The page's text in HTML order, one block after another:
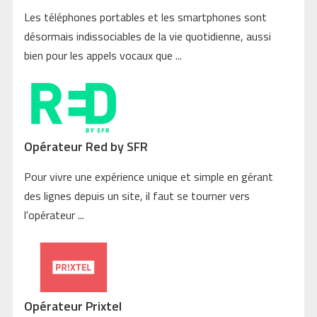
Les téléphones portables et les smartphones sont
désormais indissociables de la vie quotidienne, aussi
bien pour les appels vocaux que ...
Opérateur Red by SFR
Pour vivre une expérience unique et simple en gérant
des lignes depuis un site, il faut se tourner vers
l'opérateur ...
Opérateur Prixtel